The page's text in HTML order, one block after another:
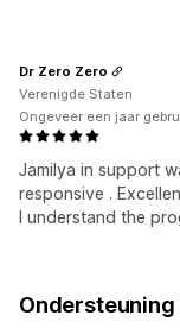
Jamilya in support
responsive .
I understand the
Dr Zero Zero
Verenigde Staten
Ongeveer een jaar
Ondersteuning